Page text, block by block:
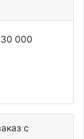
30 000
c